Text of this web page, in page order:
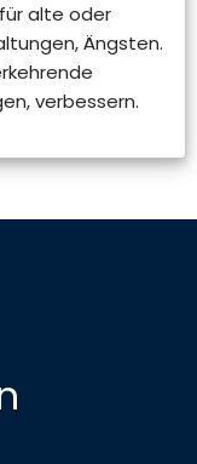
alte oder
Ängsten.
verbessern.